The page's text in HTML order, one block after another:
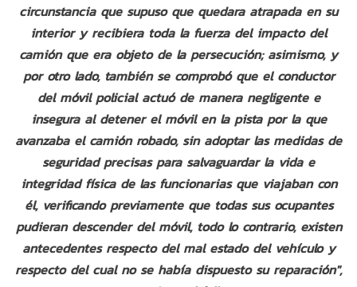
circunstancia que supuso que quedara atrapada en su
interior y recibiera toda la fuerza del impacto del
camión que era objeto de la persecución; asimismo, y
por otro lado, también se comprobó que el conductor
del móvil policial actuó de manera negligente e
insegura al detener el móvil en la pista por la que
avanzaba el camión robado, sin adoptar las medidas de
seguridad precisas para salvaguardar la vida e
integridad física de las funcionarias que viajaban con
él, verificando previamente que todas sus ocupantes
pudieran descender del móvil, todo lo contrario, existen
antecedentes respecto del mal estado del vehículo y
respecto del cual no se había dispuesto su reparación",